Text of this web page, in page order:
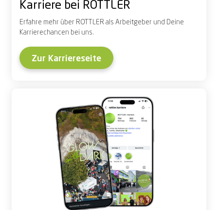
Karriere bei ROTTLER
Erfahre mehr über ROTTLER als Arbeitgeber und Deine
Karrierechancen bei uns.
Zur Karriereseite